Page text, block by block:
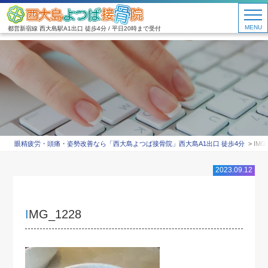
都営新宿線 西大島駅A1出口 徒歩4分 / 平日20時まで受付 MENU
眼精疲労・頭痛・姿勢改善なら「西大島よつば接骨院」西大島A1出口 徒歩4分
2023.09.12
IMG_1228